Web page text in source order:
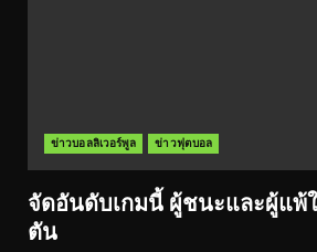
ข่าวบอลลิเวอร์พูล ข่าวฟุตบอล
จัดอันดับเกมนี้ ผู้ชนะและผู้แพ้
ตัน